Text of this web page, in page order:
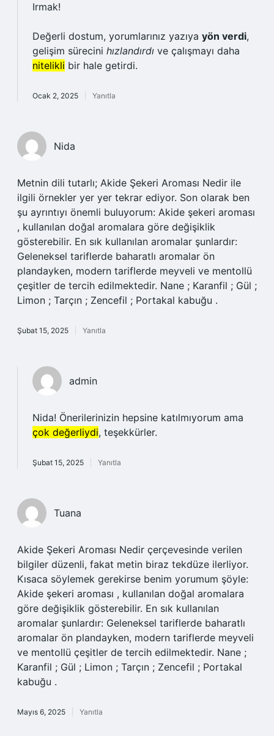
Irmak!
Değerli dostum, yorumlarınız yazıya yön verdi,
gelişim sürecini hızlandırdı ve çalışmayı daha
nitelikli bir hale getirdi.
Ocak 2, 2025 Yanıtla
Nida
Metnin dili tutarlı; Akide Şekeri Aroması Nedir ile
ilgili örnekler yer yer tekrar ediyor. Son olarak ben
şu ayrıntıyı önemli buluyorum: Akide şekeri aroması
, kullanılan doğal aromalara göre değişiklik
gösterebilir. En sık kullanılan aromalar şunlardır:
Geleneksel tariflerde baharatlı aromalar ön
plandayken, modern tariflerde meyveli ve mentollü
çeşitler de tercih edilmektedir. Nane ; Karanfil ; Gül ;
Limon ; Tarçın ; Zencefil ; Portakal kabuğu .
Şubat 15, 2025 Yanıtla
admin
Nida! Önerilerinizin hepsine katılmıyorum ama
çok değerliydi, teşekkürler.
Şubat 15, 2025 Yanıtla
Tuana
Akide Şekeri Aroması Nedir çerçevesinde verilen
bilgiler düzenli, fakat metin biraz tekdüze ilerliyor.
Kısaca söylemek gerekirse benim yorumum şöyle:
Akide şekeri aroması , kullanılan doğal aromalara
göre değişiklik gösterebilir. En sık kullanılan
aromalar şunlardır: Geleneksel tariflerde baharatlı
aromalar ön plandayken, modern tariflerde meyveli
ve mentollü çeşitler de tercih edilmektedir. Nane ;
Karanfil ; Gül ; Limon ; Tarçın ; Zencefil ; Portakal
kabuğu .
Mayıs 6, 2025 Yanıtla